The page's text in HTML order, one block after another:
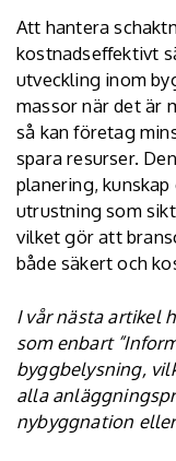
Att hantera
kostnadseffektivt
utveckling inom
massor när det är
så kan företag
spara resurser.
planering,
utrustning som
vilket gör att
både säkert och
I vår nästa artikel
som enbart
byggbelysning,
alla
nybyggnation